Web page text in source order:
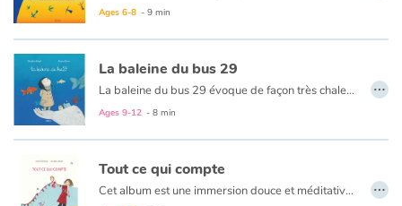
Emotions and feelings
Formats and illustrations
Catalogue anglais
Contraste +
Ages 6-8 - 9 min
La baleine du bus 29
La baleine du bus 29 évoque de façon très chaleureuse et poétique le regard d'une petite fille sur une femme truculente et émouvante installée durant une semaine devant son arrêt de bus. Aux yeux de la petite fille, cette femme ressemble à une baleine échouée sur le trottoir. En créant cette histoire, où l'un des deux personnages est une SDF, l'auteur parvient à réaliser un livre très attachant, riche de tendresse, de poésie, d'imagination, d'humour et d'émotion.
Ages 9-12 - 8 min
…
Tout ce qui compte
Cet album est une immersion douce et méditative, dans un après-midi ensoleillé, où le temps se suspend. Une petite fille s’adresse à nous comme une amie et nous dit la saveur des petits bonheurs fugaces, la richesse des choses simples et la magie de l’enfance et des « petits trésors » collectés. Cet album doux et attachant évoque des sensations légères liées à ces petits riens qui font tout (ce qui compte) dans un univers gai et coloré, intimiste, que sait si bien retranscrire Aurélie Lahad. Ses illustrations accompagnent à merveille le texte profond de Karin Florman ! …